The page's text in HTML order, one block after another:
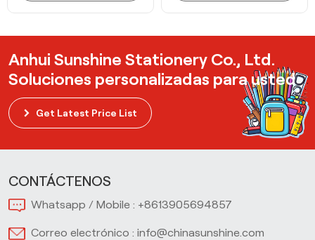
Anhui Sunshine Stationery Co., Ltd.
Soluciones personalizadas para usted
Get Latest Price List
CONTÁCTENOS
Whatsapp / Mobile : +8613905694857
Correo electrónico : info@chinasunshine.com